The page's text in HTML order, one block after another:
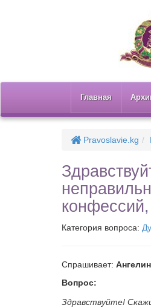
Главная
Pravoslavie.kg
Категория вопроса:
Спрашивает:
Вопрос:
Здравствуйте!